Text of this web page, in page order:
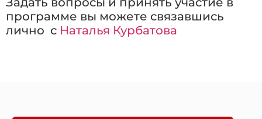
программе вы можете связавшись
лично с Наталья Курбатова